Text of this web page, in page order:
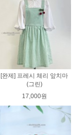
[완제] 프레시 체리 앞치마
(그린)
17,000원